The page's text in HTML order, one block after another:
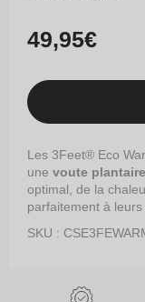
Prix
habituel
49,95€
Les 3Feet® Eco
une voute
optimal, de la
parfaitement à
SKU :